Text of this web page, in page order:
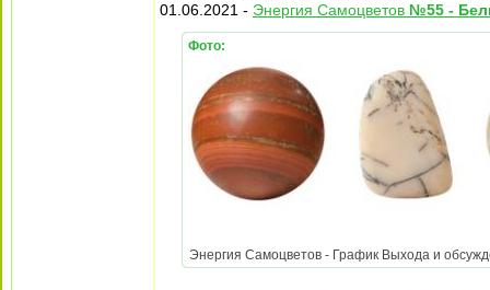
01.06.2021 - Энергия Самоцветов №55 -
Фото:
Энергия Самоцветов - График Выхода и